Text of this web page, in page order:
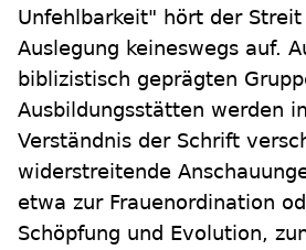
Unfehlbarkeit" hört der
Auslegung keineswegs auf.
biblizistisch geprägten
Ausbildungsstätten werden
Verständnis der Schrift
widerstreitende
etwa zur Frauenordination
Schöpfung und Evolution,